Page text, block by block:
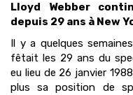
Lloyd Webber
depuis 29 ans à New
Il y a quelques
fêtait les 29 ans du
eu lieu de 26 janvier
plus sa position de